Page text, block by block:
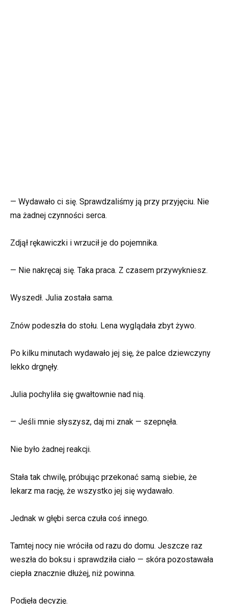
— Wydawało ci się. Sprawdzaliśmy ją przy przyjęciu. Nie
ma żadnej czynności serca.
Zdjął rękawiczki i wrzucił je do pojemnika.
— Nie nakręcaj się. Taka praca. Z czasem przywykniesz.
Wyszedł. Julia została sama.
Znów podeszła do stołu. Lena wyglądała zbyt żywo.
Po kilku minutach wydawało jej się, że palce dziewczyny
lekko drgnęły.
Julia pochyliła się gwałtownie nad nią.
— Jeśli mnie słyszysz, daj mi znak — szepnęła.
Nie było żadnej reakcji.
Stała tak chwilę, próbując przekonać samą siebie, że
lekarz ma rację, że wszystko jej się wydawało.
Jednak w głębi serca czuła coś innego.
Tamtej nocy nie wróciła od razu do domu. Jeszcze raz
weszła do boksu i sprawdziła ciało — skóra pozostawała
ciepła znacznie dłużej, niż powinna.
Podjęła decyzję.